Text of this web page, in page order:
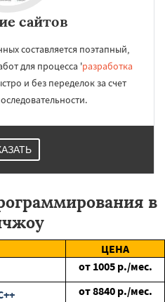
сайтов
составляется поэтапный,
для процесса 'разработка
и без переделок за счет
в
ЦЕНА
от 1005 р./мес.
от8840 р./мес.